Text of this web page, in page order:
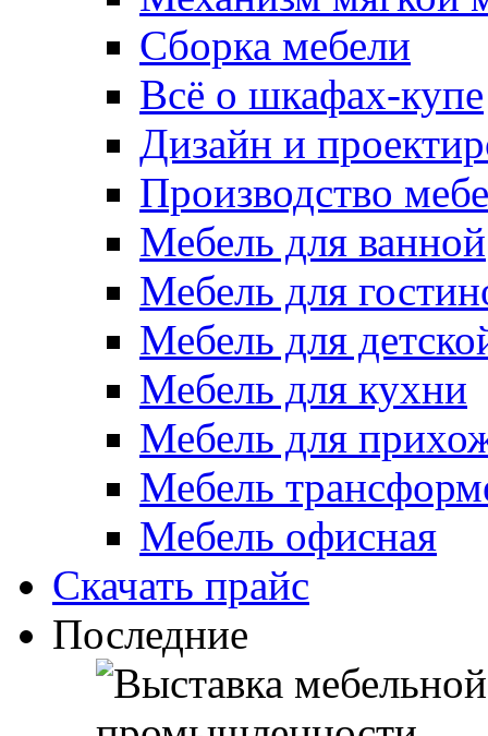
Сборка мебели
Всё о шкафах-купе
Дизайн и
Производство
Мебель для ванной
Мебель для
Мебель для
Мебель для кухни
Мебель для
Мебель
Мебель офисная
Скачать прайс
Последние